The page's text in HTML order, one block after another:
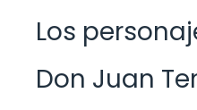
Los
Don Juan